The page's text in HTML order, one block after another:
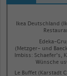
chart
bars.
The
graphic.
Ikea Deutschland
Edeka-
(Metzger- und
Imbiss: Schaefer's,
Wünsche
Le Buffet (Karstadt